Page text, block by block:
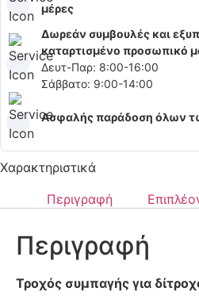
μέρες
Δωρεάν συμβουλές και
καταρτισμένο προσωπικό
Δευτ-Παρ: 8:00-16:00
Σάββατο: 9:00-14:00
Ασφαλής παράδοση όλων
Χαρακτηριστικά
Περιγραφή
Περιγραφή
Τροχός συμπαγής για